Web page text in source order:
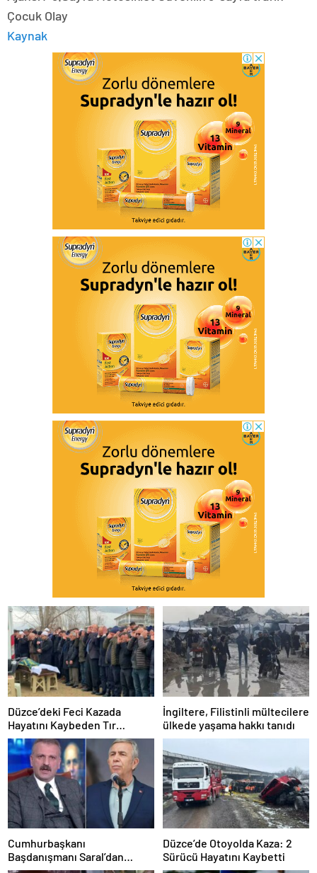
Çocuk Olay
Kaynak
Düzce’deki Feci Kazada
Hayatını Kaybeden Tır
Sürücüsü Memleketine
Uğurlandı
İngiltere, Filistinli mültecilere
ülkede yaşama hakkı tanıdı
Cumhurbaşkanı
Başdanışmanı Saral’dan
gündem yaratacak Mansur
Düzce’de Otoyolda Kaza: 2
Sürücü Hayatını Kaybetti